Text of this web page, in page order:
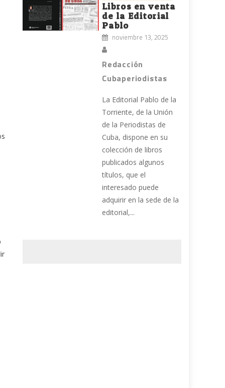
Libros en venta
de la Editorial
Pablo
noviembre 13, 2025
Redacción
Cubaperiodistas
La Editorial Pablo de la
Torriente, de la Unión
de la Periodistas de
Cuba, dispone en su
colección de libros
publicados algunos
títulos, que el
interesado puede
adquirir en la sede de la
editorial,...